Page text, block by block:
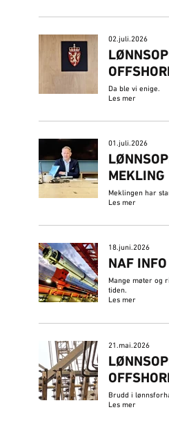
02.juli.2026
Da ble vi enige.
Les mer
01.juli.2026
MEKLING
Meklingen har
Les mer
18.juni.2026
NAF
Mange møter og
tiden.
Les mer
21.mai.2026
Brudd i
Les mer